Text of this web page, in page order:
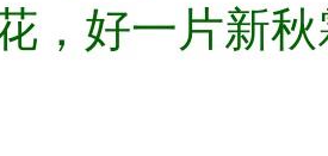
，好一片新